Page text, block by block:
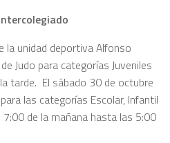
la unidad deportiva Alfonso
Judo para categorías Juveniles
tarde. El sábado 30 de octubre
las categorías Escolar, Infantil
de la mañana hasta las 5:00